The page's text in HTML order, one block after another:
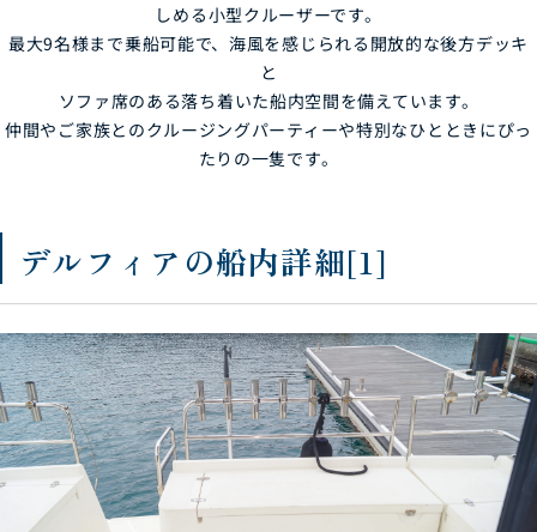
しめる小型クルーザーです。
最大9名様まで乗船可能で、海風を感じられる開放的な後方デッキ
と
ソファ席のある落ち着いた船内空間を備えています。
仲間やご家族とのクルージングパーティーや特別なひとときにぴっ
たりの一隻です。
デルフィアの船内詳細[1]